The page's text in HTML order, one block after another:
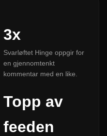
3x
Svarløftet Hinge oppgir for
en gjennomtenkt
kommentar med en like.
Topp av
feeden